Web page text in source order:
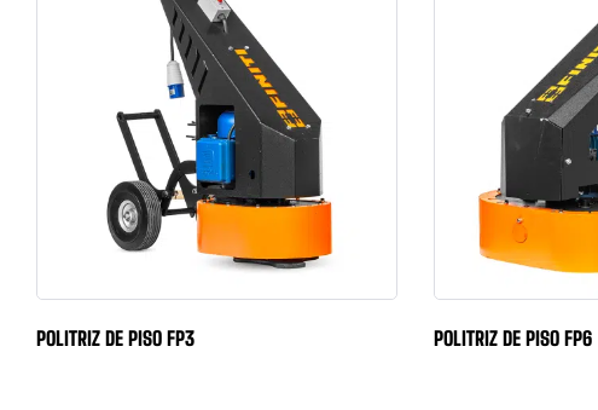
POLITRIZ DE PISO FP3 POLITRIZ DE PISO FP6